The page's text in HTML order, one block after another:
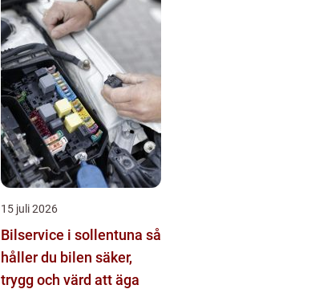
15 juli 2026
Bilservice i sollentuna så
håller du bilen säker,
trygg och värd att äga